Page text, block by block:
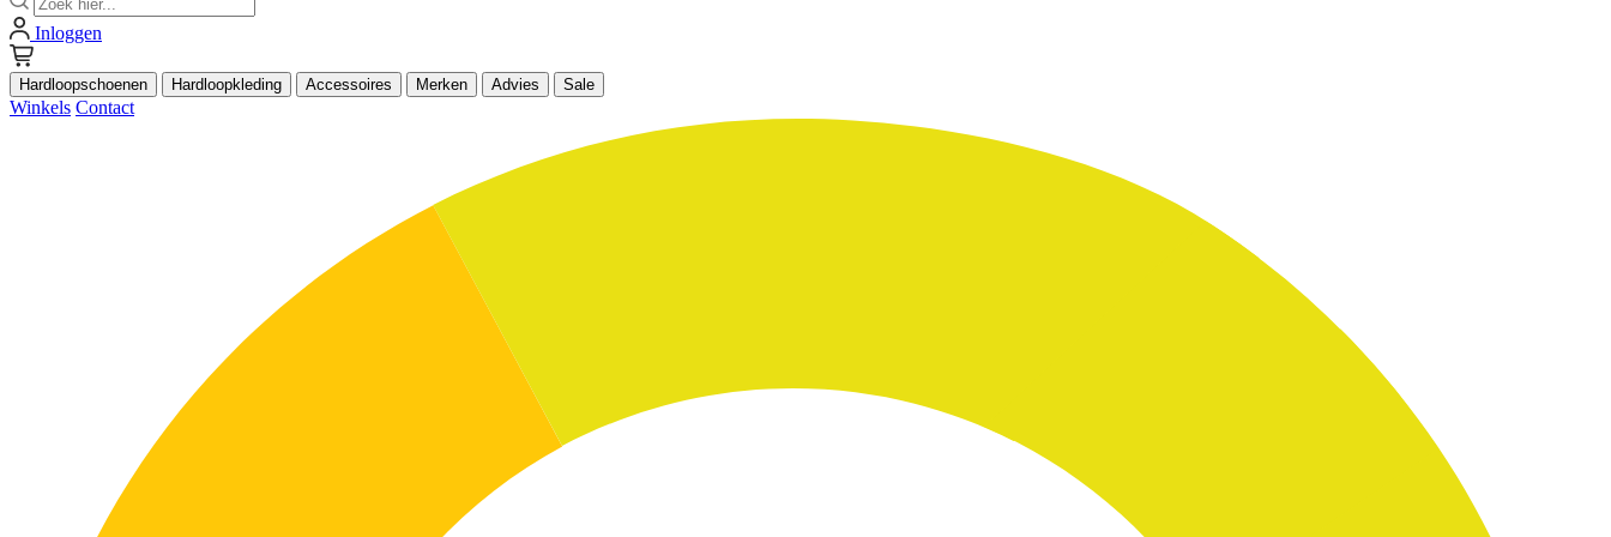
Inloggen
Hardloopschoenen Hardloopkleding Accessoires Merken Advies Sale
Winkels Contact